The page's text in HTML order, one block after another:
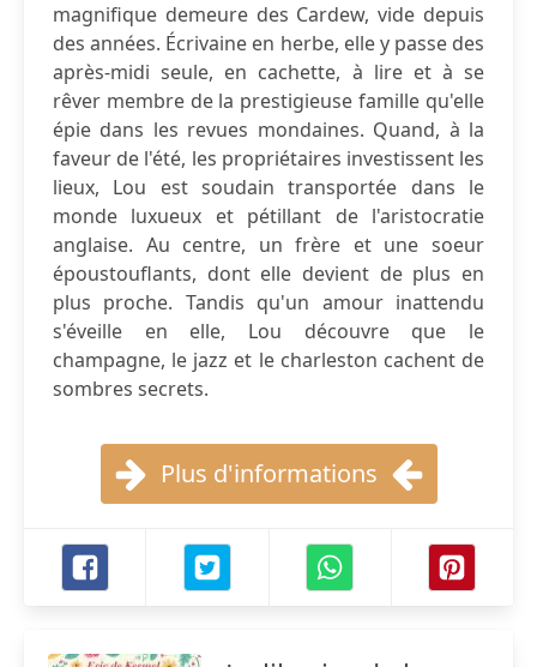
magnifique demeure des Cardew, vide depuis
des années. Écrivaine en herbe, elle y passe des
après-midi seule, en cachette, à lire et à se
rêver membre de la prestigieuse famille qu'elle
épie dans les revues mondaines. Quand, à la
faveur de l'été, les propriétaires investissent les
lieux, Lou est soudain transportée dans le
monde luxueux et pétillant de l'aristocratie
anglaise. Au centre, un frère et une soeur
époustouflants, dont elle devient de plus en
plus proche. Tandis qu'un amour inattendu
s'éveille en elle, Lou découvre que le
champagne, le jazz et le charleston cachent de
sombres secrets.
Plus d'informations